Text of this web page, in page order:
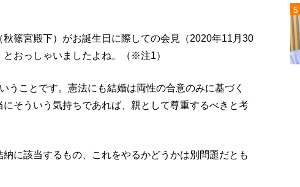
篠宮殿下）がお誕生日に際しての会見（2020年11月30
おっしゃいましたよね。（※注1）
うことです。憲法にも結婚は両性の合意のみに基づく
そういう気持ちであれば、親として尊重するべきと考
に該当するもの、これをやるかどうかは別問題だとも